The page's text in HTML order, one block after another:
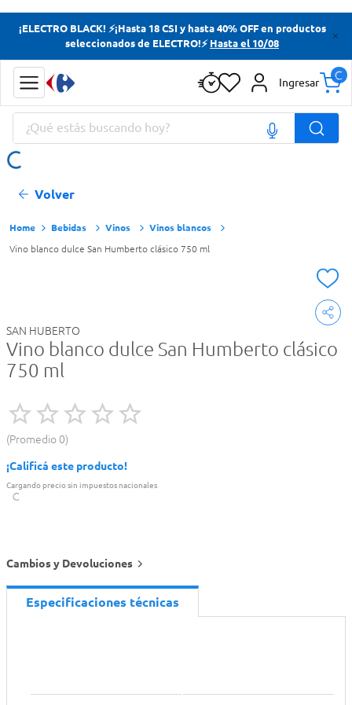
¡ELECTRO BLACK! ⚡¡Hasta 18 CSI y hasta 40% OFF en productos
seleccionados de ELECTRO!⚡ Hasta el 10/08
Ingresar
¿Qué estás buscando hoy?
Volver
Bebidas Vinos Vinos blancos
Vino blanco dulce San Humberto clásico 750 ml
SAN HUBERTO
Vino blanco dulce San Humberto clásico
750 ml
Promedio 0
¡Calificá este producto!
Cargando precio sin impuestos nacionales
Cambios y Devoluciones
Especificaciones técnicas
Términos más buscados
Yerba
Cerveza
Doves
Términos más buscados
Cerveza
Doves
Papas Fritas